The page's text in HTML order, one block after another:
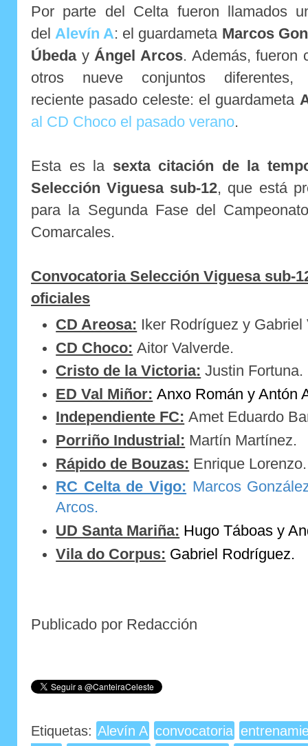
Por parte del Celta fueron llamados
del Alevín A: el guardameta Marcos
Úbeday Ángel Arcos. Además, fueron
otros nueve conjuntos
reciente pasado celeste: el guardameta
al CD Choco el pasado verano.
Esta es la sexta citación de la
Selección Viguesa sub-12, que está
para la Segunda Fase del
Comarcales.
Convocatoria Selección Viguesa sub-
oficiales
CD Areosa: Iker Rodríguez y Gabriel
CD Choco: Aitor Valverde.
Cristo de la Victoria: Justin Fortuna.
ED Val Miñor: Anxo Román y Antón
Independiente FC: Amet Eduardo
Porriño Industrial: Martín Martínez.
Rápido de Bouzas: Enrique Lorenzo.
RC Celta de Vigo: Marcos
Arcos.
UD Santa Mariña: Hugo Táboas y
Vila do Corpus: Gabriel Rodríguez.
Publicado por Redacción
Etiquetas: Alevín A convocatoria